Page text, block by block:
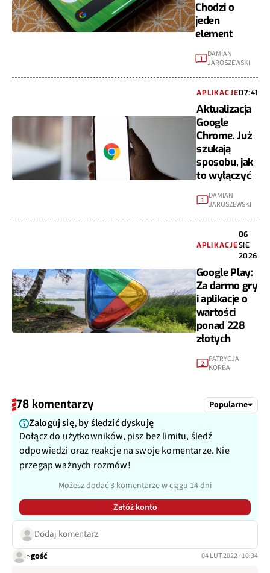
Chodzi o
jeden
element
1
DAMIAN
JAROSZEWSKI
APLIKACJE07:41
Aktualizacja
Google
Chrome. Już
szukają
sposobu, jak
to wyłączyć
1
DAMIAN
JAROSZEWSKI
APLIKACJE
06
SIE
2026
Google Play:
Za darmo gry
i aplikacje o
wartości
ponad 228
złotych
2
PATRYCJA
KORBA
78 komentarzy Popularne
Zaloguj się, by śledzić dyskuję
Dołącz do użytkowników, pisz bez limitu, śledź
odpowiedzi oraz reakcje na swoje komentarze. Nie
przegap ważnych rozmów!
Możesz dodać 3 komentarze w ciągu 14 dni
Załóż konto
Dodaj komentarz
~gość 04 LUT 2022 · 10:34